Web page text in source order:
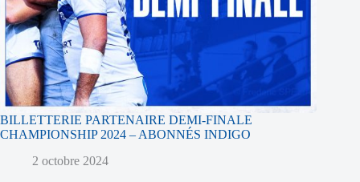
BILLETTERIE PARTENAIRE DEMI-FINALE
CHAMPIONSHIP 2024 – ABONNÉS INDIGO
2 octobre 2024